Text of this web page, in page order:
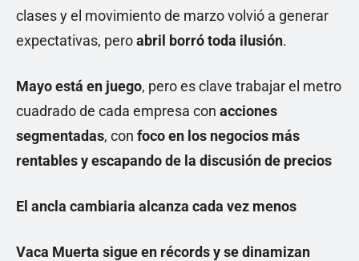
clases y el movimiento de marzo volvió a generar
expectativas, peroabril borró toda ilusión.
Mayo está en juego, pero es clave trabajar el metro
cuadrado de cada empresa con acciones
segmentadas, con foco en los negocios más
rentables y escapando de la discusión de precios
El ancla cambiaria alcanza cada vez menos
Vaca Muerta sigue en récords y se dinamizan